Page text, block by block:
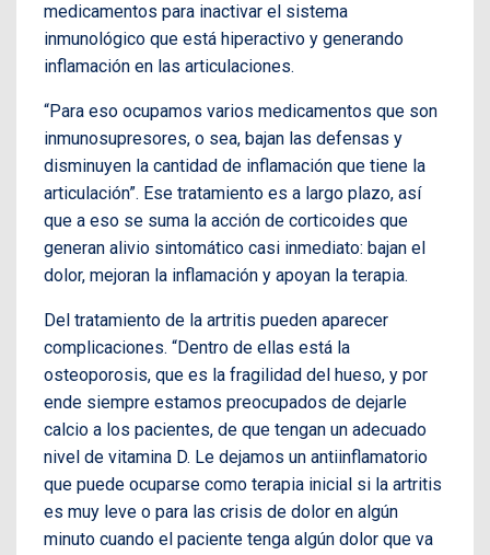
medicamentos para inactivar el sistema
inmunológico que está hiperactivo y generando
inflamación en las articulaciones.
“Para eso ocupamos varios medicamentos que son
inmunosupresores, o sea, bajan las defensas y
disminuyen la cantidad de inflamación que tiene la
articulación”. Ese tratamiento es a largo plazo, así
que a eso se suma la acción de corticoides que
generan alivio sintomático casi inmediato: bajan el
dolor, mejoran la inflamación y apoyan la terapia.
Del tratamiento de la artritis pueden aparecer
complicaciones. “Dentro de ellas está la
osteoporosis, que es la fragilidad del hueso, y por
ende siempre estamos preocupados de dejarle
calcio a los pacientes, de que tengan un adecuado
nivel de vitamina D. Le dejamos un antiinflamatorio
que puede ocuparse como terapia inicial si la artritis
es muy leve o para las crisis de dolor en algún
minuto cuando el paciente tenga algún dolor que va